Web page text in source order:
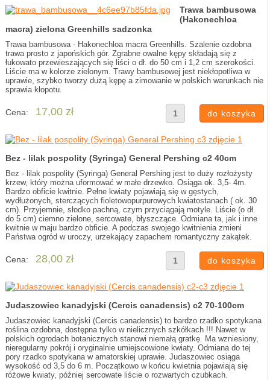
Trawa bambusowa
(Hakonechloa
macra) zielona Greenhills sadzonka
Trawa bambusowa - Hakonechloa macra Greenhills. Szalenie ozdobna
trawa prosto z japońskich gór. Zgrabne owalne kępy składają się z
łukowato przewieszających się liści o dł. do 50 cm i 1,2 cm szerokości.
Liście ma w kolorze zielonym. Trawy bambusowej jest niekłopotliwa w
uprawie, szybko tworzy dużą kępę a zimowanie w polskich warunkach nie
sprawia kłopotu.
Cena: 17,00 zł
Bez - lilak pospolity (Syringa) General Pershing c2 40cm
Bez - lilak pospolity (Syringa) General Pershing jest to duży rozłożysty
krzew, który można uformować w małe drzewko. Osiąga ok. 3,5- 4m.
Bardzo obficie kwitnie. Pełne kwiaty pojawiają się w gęstych,
wydłużonych, sterczących fioletowopurpurowych kwiatostanach ( ok. 30
cm). Przyjemnie, słodko pachną, czym przyciągają motyle. Liście (o dł.
do 5 cm) ciemno zielone, sercowate, błyszczące. Odmiana ta, jak i inne
kwitnie w maju bardzo obficie. A podczas swojego kwitnienia zmieni
Państwa ogród w uroczy, urzekający zapachem romantyczny zakątek.
Cena: 28,00 zł
Judaszowiec kanadyjski (Cercis canadensis) c2 70-100cm
Judaszowiec kanadyjski (Cercis canadensis) to bardzo rzadko spotykana
roślina ozdobna, dostępna tylko w nielicznych szkółkach !!! Nawet w
polskich ogrodach botanicznych stanowi niemałą gratkę. Ma wzniesiony,
nieregularny pokrój i oryginalnie umiejscowione kwiaty. Odmiana do tej
pory rzadko spotykana w amatorskiej uprawie. Judaszowiec osiąga
wysokość od 3,5 do 6 m. Początkowo w końcu kwietnia pojawiają się
różowe kwiaty, później sercowate liście o rozwartych czubkach.